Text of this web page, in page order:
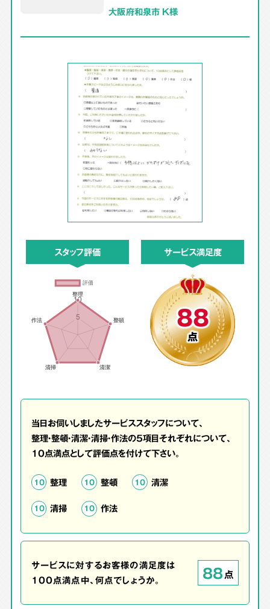
大阪府和泉市 K様
スタッフ評価 サービス満足度
88
点
当日お伺いしましたサービススタッフについて、
整理・整頓・清潔・清掃・作法の5項目それぞれについて、
10点満点として評価点を付けて下さい。
10 整理 10 整頓 10 清潔
10 清掃 10 作法
サービスに対するお客様の満足度は
100点満点中、何点でしょうか。
88点